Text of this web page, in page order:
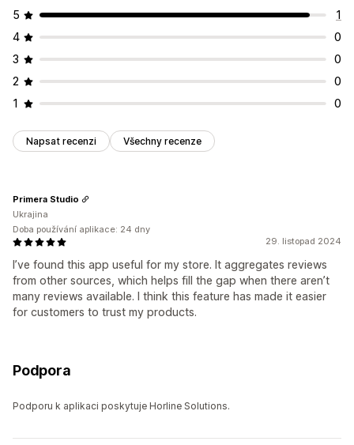
5
1
4
0
3
0
2
0
1
0
Napsat recenzi Všechny recenze
29. listopad 2024
I’ve found this app useful for my store. It aggregates reviews
from other sources, which helps fill the gap when there aren’t
many reviews available. I think this feature has made it easier
for customers to trust my products.
Primera Studio
Ukrajina
Doba používání aplikace: 24 dny
Podpora
Podporu k aplikaci poskytuje Horline Solutions.